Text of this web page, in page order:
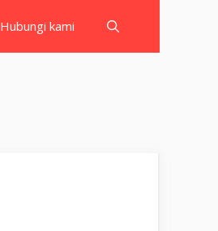
Hubungi kami